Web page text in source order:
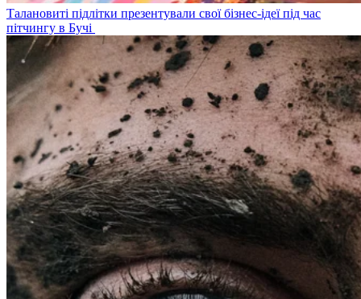
Талановиті підлітки презентували свої бізнес-ідеї під час
пітчингу в Бучі